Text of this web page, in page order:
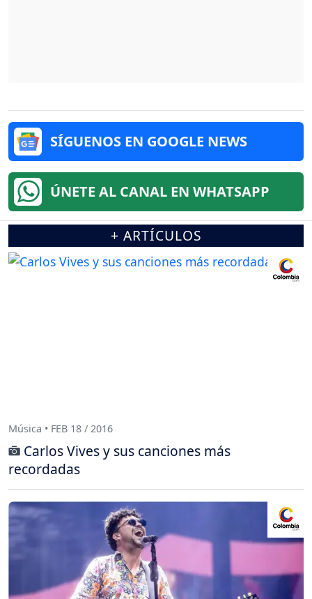
SÍGUENOS EN GOOGLE NEWS
ÚNETE AL CANAL EN WHATSAPP
+ ARTÍCULOS
Música • FEB 18 / 2016
Carlos Vives y sus canciones más
recordadas